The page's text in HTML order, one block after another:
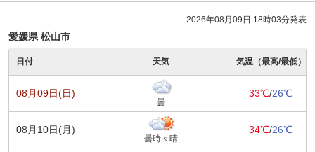
2026年08月09日 18時03分発表
愛媛県 松山市
日付 天気 気温（最高/最低）
08月09日(日)
曇
33℃/26℃
08月10日(月)
曇時々晴
34℃/26℃